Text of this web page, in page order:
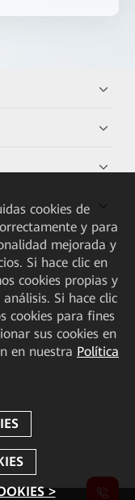
cookies de
y para
mejorada y
Si hace clic en
cookies propias y
Si hace clic
cookies para fines
sus cookies en
en nuestra Política
>